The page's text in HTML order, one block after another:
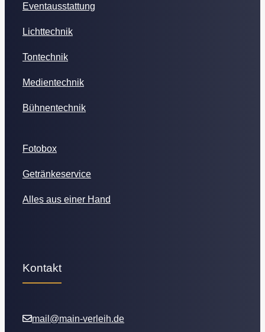
Eventausstattung
Lichttechnik
Tontechnik
Medientechnik
Bühnentechnik
Fotobox
Getränkeservice
Alles aus einer Hand
Kontakt
mail@main-verleih.de